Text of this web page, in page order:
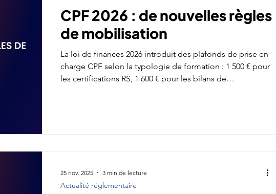
CPF 2026 : de nouvelles règles
de mobilisation
La loi de finances 2026 introduit des plafonds de prise en
charge CPF selon la typologie de formation : 1 500 € pour
les certifications RS, 1 600 € pour les bilans de
Actualité réglementaire
25 nov. 2025 3 min de lecture